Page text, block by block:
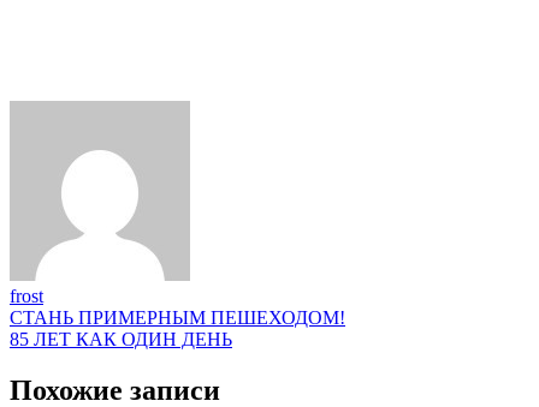
frost
Навигация
по
записям
СТАНЬ ПРИМЕРНЫМ ПЕШЕХОДОМ!
85 ЛЕТ КАК ОДИН ДЕНЬ
Похожие записи